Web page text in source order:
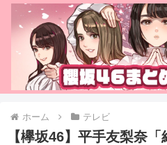
ホーム テレビ
【欅坂46】平手友梨奈